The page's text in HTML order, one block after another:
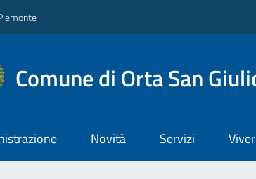
Comune di Orta San
Novità Servizi